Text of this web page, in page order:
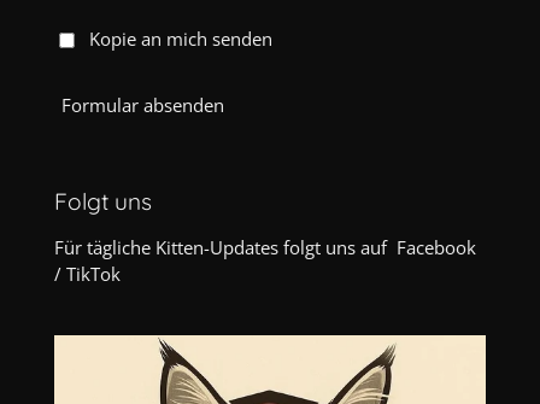
Kopie an mich senden
Formular absenden
Folgt uns
Für tägliche Kitten-Updates folgt uns auf Facebook
/ TikTok